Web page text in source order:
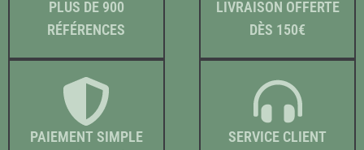
PLUS DE 900
RÉFÉRENCES
LIVRAISON OFFERTE
DÈS 150€
PAIEMENT SIMPLE
SERVICE CLIENT